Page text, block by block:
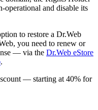
operational and disable its
to restore a Dr.Web
you need to renew or
— via the Dr.Web eStore
.
— starting at 40% for